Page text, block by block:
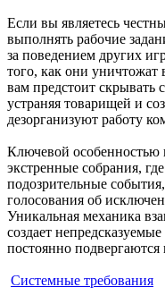
Если вы являетесь
выполнять рабочие
за поведением других
того, как они уничтожат
вам предстоит
устраняя товарищей и
дезорганизуют работу
Ключевой особенностью
экстренные собрания,
подозрительные
голосования об
Уникальная механика
создает
постоянно
Системные требования